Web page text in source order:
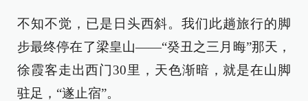
不知不觉，已是日头西斜。我们此趟旅行的脚
步最终停在了梁皇山——“癸丑之三月晦”那天，
徐霞客走出西门30里，天色渐暗，就是在山脚
驻足，“遂止宿”。